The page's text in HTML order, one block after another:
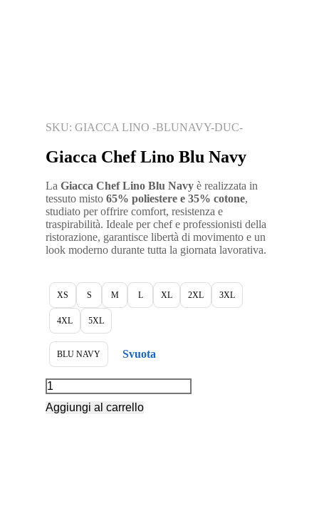
SKU: GIACCA LINO -BLUNAVY-DUC-
Giacca Chef Lino Blu Navy
La Giacca Chef Lino Blu Navy è realizzata in
tessuto misto 65% poliestere e 35% cotone,
studiato per offrire comfort, resistenza e
traspirabilità. Ideale per chef e professionisti della
ristorazione, garantisce libertà di movimento e un
look moderno durante tutta la giornata lavorativa.
XS S M L XL 2XL 3XL
4XL 5XL
BLU NAVY Svuota
Aggiungi al carrello